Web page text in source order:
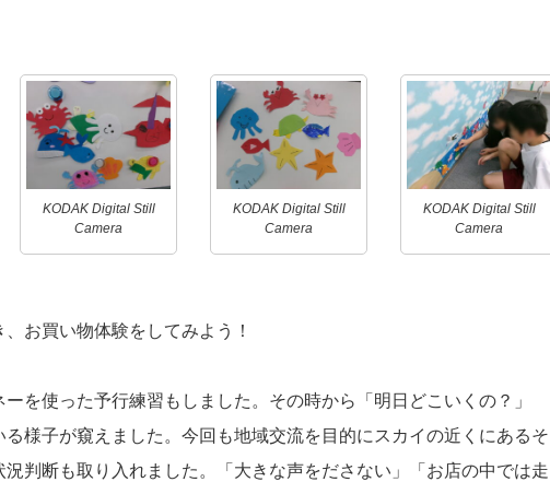
KODAK Digital Still
Camera
KODAK Digital Still
Camera
KODAK Digital Still
Camera
お買い物体験をしてみよう！
を使った予行練習もしました。その時から「明日どこいくの？」
様子が窺えました。今回も地域交流を目的にスカイの近くにあるそ
判断も取り入れました。「大きな声をださない」「お店の中では走